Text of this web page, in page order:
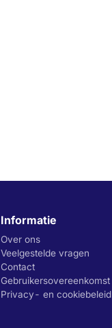
Informatie
Over ons
Veelgestelde vragen
Contact
Gebruikersovereenkomst
Privacy- en cookiebeleid